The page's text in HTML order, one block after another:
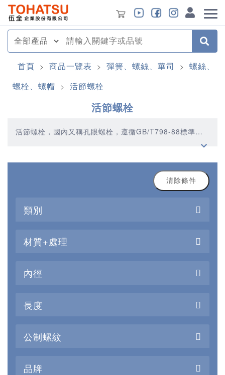
首頁 > 商品一覽表 > 彈簧、螺絲、華司 > 螺絲、
螺栓、螺帽
> 活節螺栓
活節螺栓
活節螺栓，國內又稱孔眼螺栓，遵循GB/T798-88標準；
國外又稱魚眼螺栓，遵循DIN444標準。精製孔眼螺栓,球
的表面處理有：熱鍍鋅、滲鍍、鍍白、鍍彩等防腐措施，
高強度螺栓的出廠色為煮黑髮蘭，材質有：Q235、45#、
40Cr、35CrMoA、不鏽鋼304和不鏽鋼316等等。 套用項
目：過濾式自救器、瓦斯檢測儀器、防塵口罩、礦用雨
壓閥門、壓力管道、流體工程、石油鑽采設備、油田設備
快捷，與配套螺母使用起連線緊固的作用，套用範圍廣很
清除條件
類別
材質+處理
內徑
長度
公制螺紋
品牌